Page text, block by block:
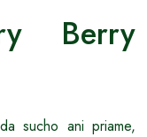
Berry
sucho ani priame,